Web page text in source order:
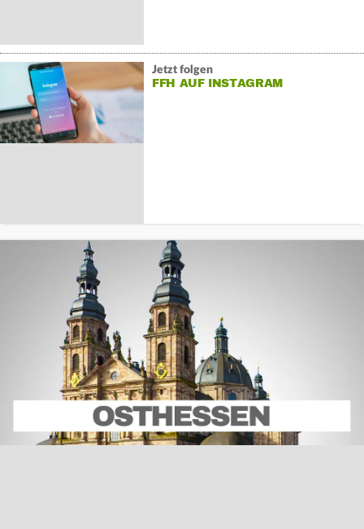
Jetzt folgen
FFH AUF INSTAGRAM